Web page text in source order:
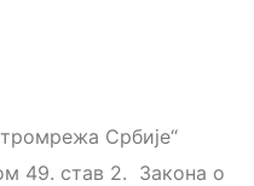
Србије“
49. став 2. Закона о